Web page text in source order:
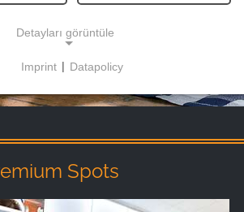
Spots
Detayları görüntüle
işlevselliği sağlar ve web
Imprint | Datapolicy